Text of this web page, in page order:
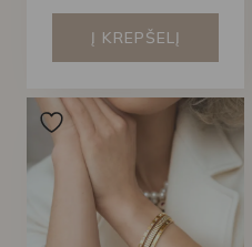
Į KREPŠELĮ